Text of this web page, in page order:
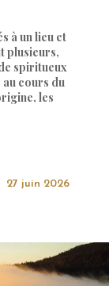
à un lieu et
plusieurs,
spiritueux
cours du
les
27 juin 2026